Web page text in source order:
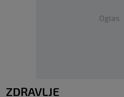
Oglas
ZDRAVLJE